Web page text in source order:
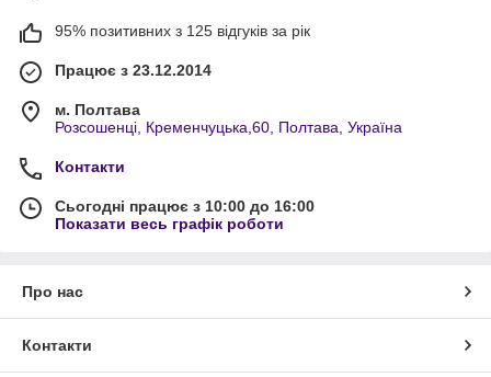
95% позитивних з 125 відгуків за рік
Працює з 23.12.2014
м. Полтава
Розсошенці, Кременчуцька,60, Полтава, Україна
Контакти
Сьогодні працює з 10:00 до 16:00
Показати весь графік роботи
Про нас
Контакти